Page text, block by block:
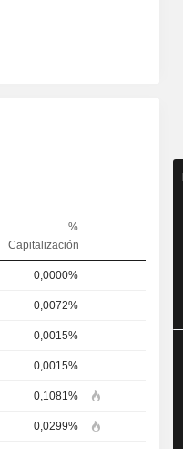
%
Capitalización
0,0000%
0,0072%
0,0015%
0,0015%
0,1081%
0,0299%